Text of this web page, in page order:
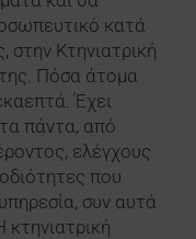
κατά
Κτηνιατρική
Πόσα άτομα
Έχει
πάντα, από
ελέγχους
που
συν αυτά